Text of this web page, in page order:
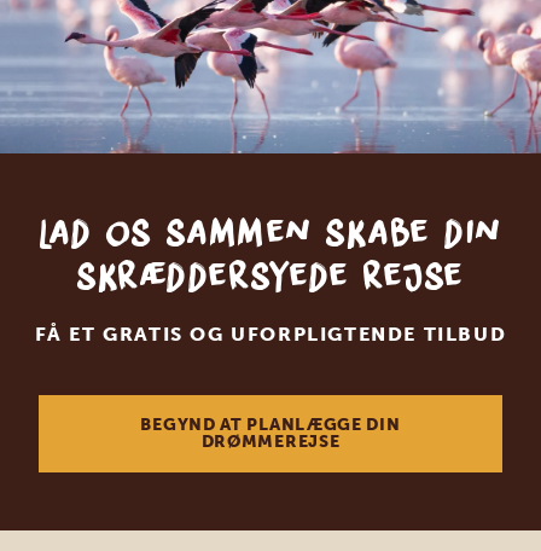
Lad os sammen skabe din
skræddersyede rejse
FÅ ET GRATIS OG UFORPLIGTENDE TILBUD
BEGYND AT PLANLÆGGE DIN
DRØMMEREJSE